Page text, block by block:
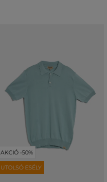
AKCIÓ -50%
UTOLSÓ ESÉLY